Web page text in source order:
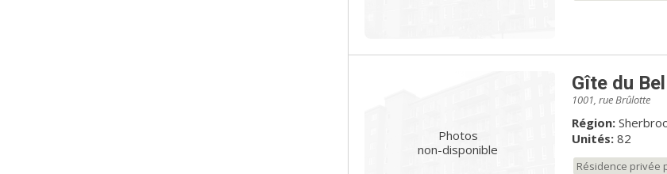
Photos
non-disponible
Gîte du
1001, rue Brûlotte
Région:
Unités:82
Résidence privée